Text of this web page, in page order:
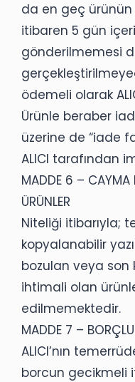
da en geç
itibaren 5 gün
gönderilmemesi
ödemeli olarak
Ürünle beraber
üzerine de “iade
ALICI tarafından
MADDE 6 – CAYMA
ÜRÜNLER
Niteliği itibarıyla;
kopyalanabilir
bozulan veya son
ihtimali olan
edilmemektedir.
MADDE 7 –
ALICI’nın
borcun gecikmeli